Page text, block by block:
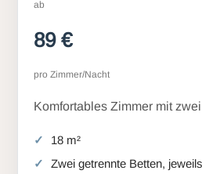
ab
89 €
pro Zimmer/Nacht
Komfortables Zimmer mit
18 m²
Zwei getrennte Betten,